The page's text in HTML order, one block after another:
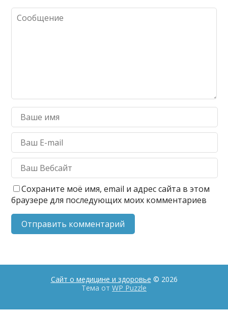
Сохраните моё имя, email и адрес сайта в этом
браузере для последующих моих комментариев
Сайт о медицине и здоровье © 2026
Тема от WP Puzzle